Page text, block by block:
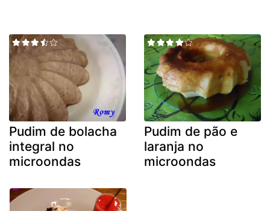
Pudim de bolacha
integral no
microondas
Pudim de pão e
laranja no
microondas